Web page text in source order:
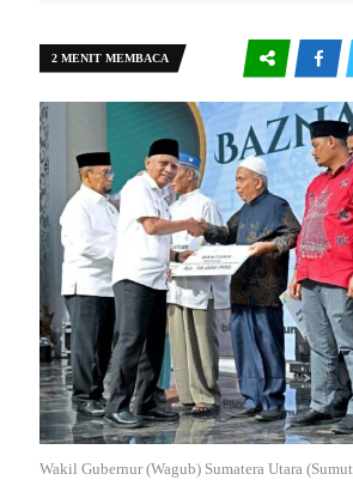
2 MENIT MEMBACA
Wakil Gubernur (Wagub) Sumatera Utara